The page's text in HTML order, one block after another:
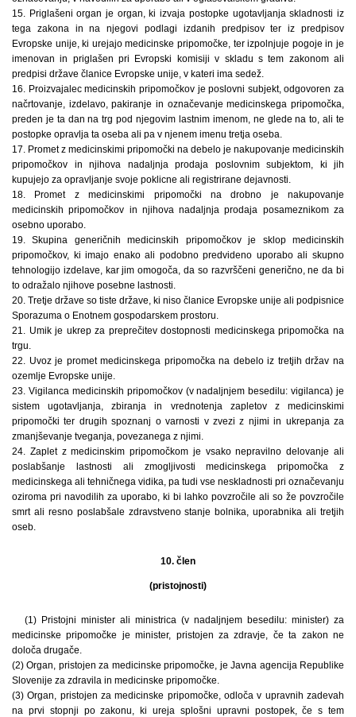
15. Priglašeni organ je organ, ki izvaja postopke ugotavljanja skladnosti iz
tega zakona in na njegovi podlagi izdanih predpisov ter iz predpisov
Evropske unije, ki urejajo medicinske pripomočke, ter izpolnjuje pogoje in je
imenovan in priglašen pri Evropski komisiji v skladu s tem zakonom ali
predpisi države članice Evropske unije, v kateri ima sedež.
16. Proizvajalec medicinskih pripomočkov je poslovni subjekt, odgovoren za
načrtovanje, izdelavo, pakiranje in označevanje medicinskega pripomočka,
preden je ta dan na trg pod njegovim lastnim imenom, ne glede na to, ali te
postopke opravlja ta oseba ali pa v njenem imenu tretja oseba.
17. Promet z medicinskimi pripomočki na debelo je nakupovanje medicinskih
pripomočkov in njihova nadaljnja prodaja poslovnim subjektom, ki jih
kupujejo za opravljanje svoje poklicne ali registrirane dejavnosti.
18. Promet z medicinskimi pripomočki na drobno je nakupovanje
medicinskih pripomočkov in njihova nadaljnja prodaja posameznikom za
osebno uporabo.
19. Skupina generičnih medicinskih pripomočkov je sklop medicinskih
pripomočkov, ki imajo enako ali podobno predvideno uporabo ali skupno
tehnologijo izdelave, kar jim omogoča, da so razvrščeni generično, ne da bi
to odražalo njihove posebne lastnosti.
20. Tretje države so tiste države, ki niso članice Evropske unije ali podpisnice
Sporazuma o Enotnem gospodarskem prostoru.
21. Umik je ukrep za preprečitev dostopnosti medicinskega pripomočka na
trgu.
22. Uvoz je promet medicinskega pripomočka na debelo iz tretjih držav na
ozemlje Evropske unije.
23. Vigilanca medicinskih pripomočkov (v nadaljnjem besedilu: vigilanca) je
sistem ugotavljanja, zbiranja in vrednotenja zapletov z medicinskimi
pripomočki ter drugih spoznanj o varnosti v zvezi z njimi in ukrepanja za
zmanjševanje tveganja, povezanega z njimi.
24. Zaplet z medicinskim pripomočkom je vsako nepravilno delovanje ali
poslabšanje lastnosti ali zmogljivosti medicinskega pripomočka z
medicinskega ali tehničnega vidika, pa tudi vse neskladnosti pri označevanju
oziroma pri navodilih za uporabo, ki bi lahko povzročile ali so že povzročile
smrt ali resno poslabšale zdravstveno stanje bolnika, uporabnika ali tretjih
oseb.
10. člen
(pristojnosti)
(1) Pristojni minister ali ministrica (v nadaljnjem besedilu: minister) za
medicinske pripomočke je minister, pristojen za zdravje, če ta zakon ne
določa drugače.
(2) Organ, pristojen za medicinske pripomočke, je Javna agencija Republike
Slovenije za zdravila in medicinske pripomočke.
(3) Organ, pristojen za medicinske pripomočke, odloča v upravnih zadevah
na prvi stopnji po zakonu, ki ureja splošni upravni postopek, če s tem